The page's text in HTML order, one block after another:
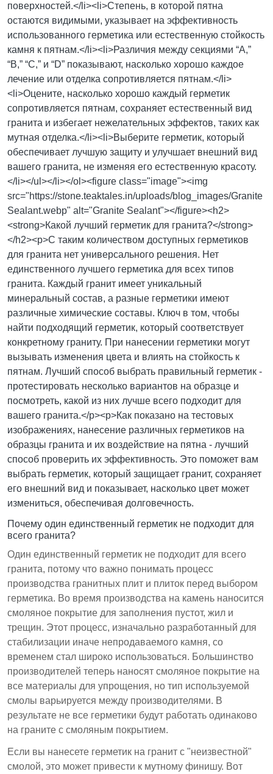
поверхностей.</li><li>Степень, в которой пятна
остаются видимыми, указывает на эффективность
использованного герметика или естественную стойкость
камня к пятнам.</li><li>Различия между секциями “A,”
“B,” “C,” и “D” показывают, насколько хорошо каждое
лечение или отделка сопротивляется пятнам.</li>
<li>Оцените, насколько хорошо каждый герметик
сопротивляется пятнам, сохраняет естественный вид
гранита и избегает нежелательных эффектов, таких как
мутная отделка.</li><li>Выберите герметик, который
обеспечивает лучшую защиту и улучшает внешний вид
вашего гранита, не изменяя его естественную красоту.
</li></ul></li></ol><figure class="image"><img
src="https://stone.teaktales.in/uploads/blog_images/Granite
Sealant.webp" alt="Granite Sealant"></figure><h2>
<strong>Какой лучший герметик для гранита?</strong>
</h2><p>С таким количеством доступных герметиков
для гранита нет универсального решения. Нет
единственного лучшего герметика для всех типов
гранита. Каждый гранит имеет уникальный
минеральный состав, а разные герметики имеют
различные химические составы. Ключ в том, чтобы
найти подходящий герметик, который соответствует
конкретному граниту. При нанесении герметики могут
вызывать изменения цвета и влиять на стойкость к
пятнам. Лучший способ выбрать правильный герметик -
протестировать несколько вариантов на образце и
посмотреть, какой из них лучше всего подходит для
вашего гранита.</p><p>Как показано на тестовых
изображениях, нанесение различных герметиков на
образцы гранита и их воздействие на пятна - лучший
способ проверить их эффективность. Это поможет вам
выбрать герметик, который защищает гранит, сохраняет
его внешний вид и показывает, насколько цвет может
измениться, обеспечивая долговечность.
Почему один единственный герметик не подходит для
всего гранита?
Один единственный герметик не подходит для всего
гранита, потому что важно понимать процесс
производства гранитных плит и плиток перед выбором
герметика. Во время производства на камень наносится
смоляное покрытие для заполнения пустот, жил и
трещин. Этот процесс, изначально разработанный для
стабилизации иначе непродаваемого камня, со
временем стал широко использоваться. Большинство
производителей теперь наносят смоляное покрытие на
все материалы для упрощения, но тип используемой
смолы варьируется между производителями. В
результате не все герметики будут работать одинаково
на граните с смоляным покрытием.
Если вы нанесете герметик на гранит с "неизвестной"
смолой, это может привести к мутному финишу. Вот